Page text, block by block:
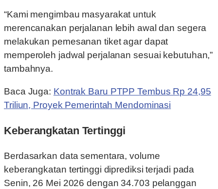
“Kami mengimbau masyarakat untuk
merencanakan perjalanan lebih awal dan segera
melakukan pemesanan tiket agar dapat
memperoleh jadwal perjalanan sesuai kebutuhan,”
tambahnya.
Baca Juga: Kontrak Baru PTPP Tembus Rp 24,95
Triliun, Proyek Pemerintah Mendominasi
Keberangkatan Tertinggi
Berdasarkan data sementara, volume
keberangkatan tertinggi diprediksi terjadi pada
Senin, 26 Mei 2026 dengan 34.703 pelanggan